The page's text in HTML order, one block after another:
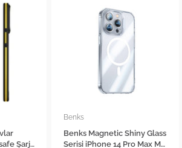
Şarj
Benks
Benks Magnetic Shiny Glass
Serisi iPhone 14 Pro Max M-